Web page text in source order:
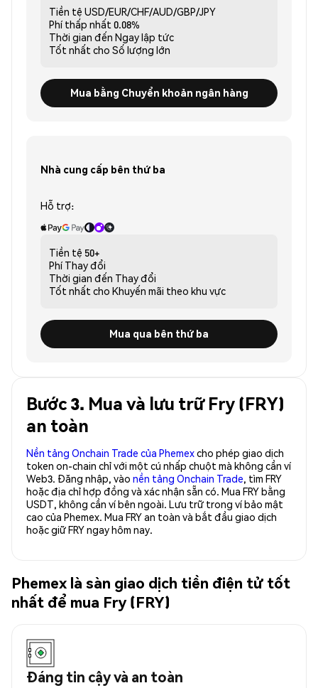
Tiền tệ USD/EUR/CHF/AUD/GBP/JPY
Phí thấp nhất 0.08%
Thời gian đến Ngay lập tức
Tốt nhất cho Số lượng lớn
Mua bằng Chuyển khoản ngân hàng
Nhà cung cấp bên thứ ba
Hỗ trợ:
Tiền tệ 50+
Phí Thay đổi
Thời gian đến Thay đổi
Tốt nhất cho Khuyến mãi theo khu vực
Mua qua bên thứ ba
Bước 3. Mua và lưu trữ Fry (FRY)
an toàn
Nền tảng Onchain Trade của Phemexcho phép giao dịch
token on-chain chỉ với một cú nhấp chuột mà không cần ví
Web3. Đăng nhập, vào nền tảng Onchain Trade, tìm FRY
hoặc địa chỉ hợp đồng và xác nhận sẵn có. Mua FRY bằng
USDT, không cần ví bên ngoài. Lưu trữ trong ví bảo mật
cao của Phemex. Mua FRY an toàn và bắt đầu giao dịch
hoặc giữ FRY ngay hôm nay.
Phemex là sàn giao dịch tiền điện tử tốt
nhất để mua Fry (FRY)
Đáng tin cậy và an toàn